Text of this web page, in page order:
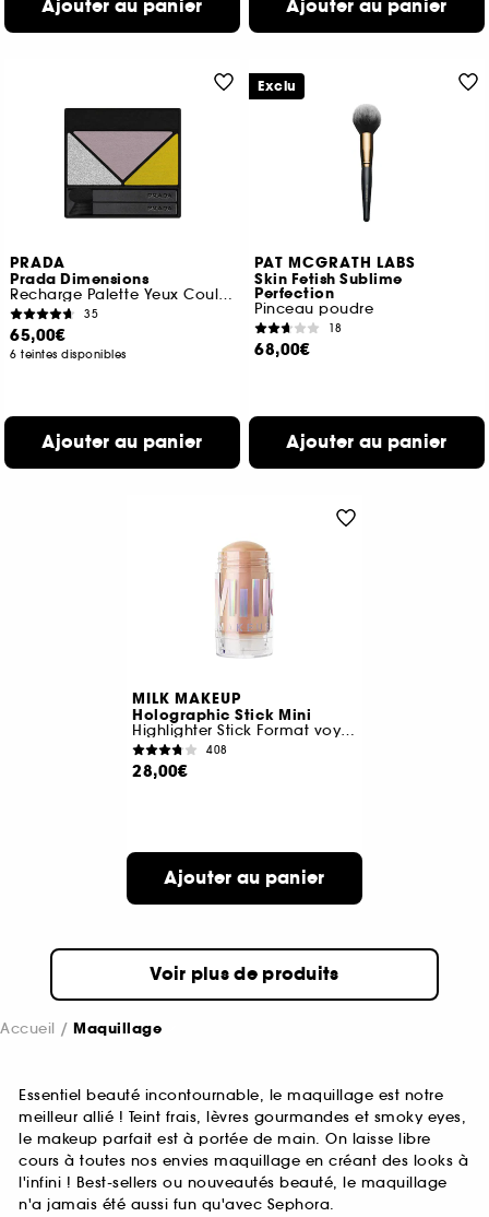
Ajouter au panier Ajouter au panier
PRADA
Prada Dimensions
Recharge Palette Yeux Couleur Intense Longue Tenue
35
65,00€
6 teintes disponibles
Ajouter au panier
PAT MCGRATH LABS
Skin Fetish Sublime
Perfection
Pinceau poudre
18
68,00€
Ajouter au panier
Exclu
MILK MAKEUP
Holographic Stick Mini
Highlighter Stick Format voyage
408
28,00€
Ajouter au panier
Voir plus de produits
Accueil Maquillage
Essentiel beauté incontournable, le maquillage est notre
meilleur allié ! Teint frais, lèvres gourmandes et smoky eyes,
le makeup parfait est à portée de main. On laisse libre
cours à toutes nos envies maquillage en créant des looks à
l'infini ! Best-sellers ou nouveautés beauté, le maquillage
n'a jamais été aussi fun qu'avec Sephora.